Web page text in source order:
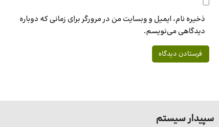
ذخیره نام، ایمیل و وبسایت من در مرورگر برای زمانی که دوباره
دیدگاهی می‌نویسم.
سپیدار سیستم